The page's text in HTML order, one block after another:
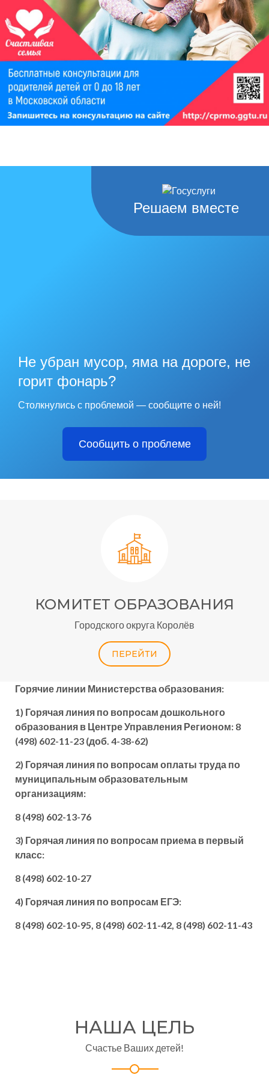
Решаем вместе
Не убран мусор, яма на дороге, не
горит фонарь?
Столкнулись с проблемой — сообщите о ней!
Сообщить о проблеме
КОМИТЕТ ОБРАЗОВАНИЯ
Городского округа Королёв
ПЕРЕЙТИ
Горячие линии Министерства образования:
1) Горячая линия по вопросам дошкольного
образования в Центре Управления Регионом: 8
(498) 602-11-23 (доб. 4-38-62)
2) Горячая линия по вопросам оплаты труда по
муниципальным образовательным
организациям:
8 (498) 602-13-76
3) Горячая линия по вопросам приема в первый
класс:
8 (498) 602-10-27
4) Горячая линия по вопросам ЕГЭ:
8 (498) 602-10-95, 8 (498) 602-11-42, 8 (498) 602-11-43
НАША ЦЕЛЬ
Счастье Ваших детей!